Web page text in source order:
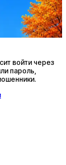
войти через
пароль,